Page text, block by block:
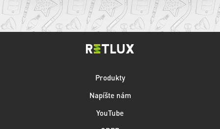
Produkty
Napíšte nám
YouTube